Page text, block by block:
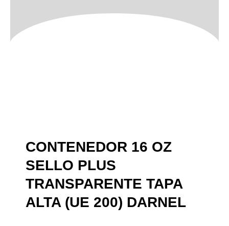
CONTENEDOR 16 OZ
SELLO PLUS
TRANSPARENTE TAPA
ALTA (UE 200) DARNEL